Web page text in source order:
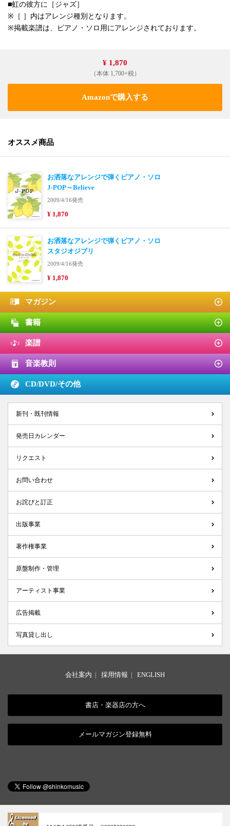
■虹の彼方に［ジャズ］
※［ ］内はアレンジ種別となります。
※掲載楽譜は、ピアノ・ソロ用にアレンジされております。
¥ 1,870
（本体 1,700+税）
Amazonで購入する
オススメ商品
お洒落なアレンジで弾くピアノ・ソロ
J-POP～Believe
2009/4/16発売
¥ 1,870
お洒落なアレンジで弾くピアノ・ソロ
スタジオジブリ
2009/4/16発売
¥ 1,870
マガジン
書籍
楽譜
音楽教則
CD/DVD/その他
新刊・既刊情報
発売日カレンダー
リクエスト
お問い合わせ
お詫びと訂正
出版事業
著作権事業
原盤制作・管理
アーティスト事業
広告掲載
写真貸し出し
会社案内 | 採用情報 | ENGLISH
書店・楽器店の方へ
メールマガジン登録無料